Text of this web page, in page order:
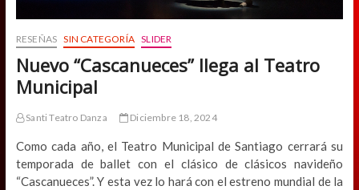
RESEÑAS SIN CATEGORÍA SLIDER
Nuevo “Cascanueces” llega al Teatro
Municipal
Santi Teatro Danza Diciembre 18, 2024
Como cada año, el Teatro Municipal de Santiago cerrará su
temporada de ballet con el clásico de clásicos navideño
“Cascanueces”. Y esta vez lo hará con el estreno mundial de la